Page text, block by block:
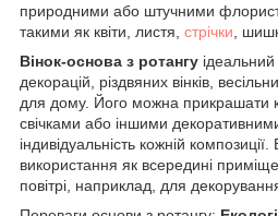
природними або штучними
такими як квіти, листя, стрічки ,
Вінок-основа з ротангу
декорацій, різдвяних вінків,
для дому. Його можна прикрашати
свічками або іншими
індивідуальність кожній
використання як всередині
повітрі, наприклад, для